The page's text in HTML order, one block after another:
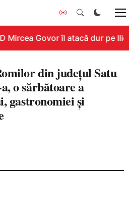
Mircea Govor îl atacă dur pe
din județul Satu
o sărbătoare a
gastronomiei și